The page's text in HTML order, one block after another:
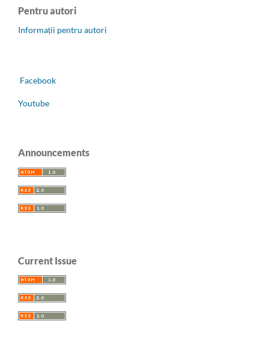
Pentru autori
Informații pentru autori
Facebook
Youtube
Announcements
Current Issue